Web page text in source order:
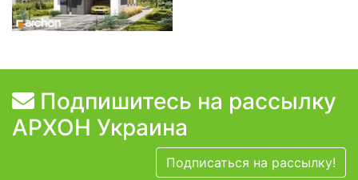
Подпишитесь на рассылку
АРХОН Украина
Подписаться на рассылку!